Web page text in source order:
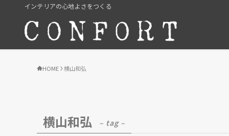
インテリアの心地よさをつくる
HOME 横山和弘
横山和弘 – tag –